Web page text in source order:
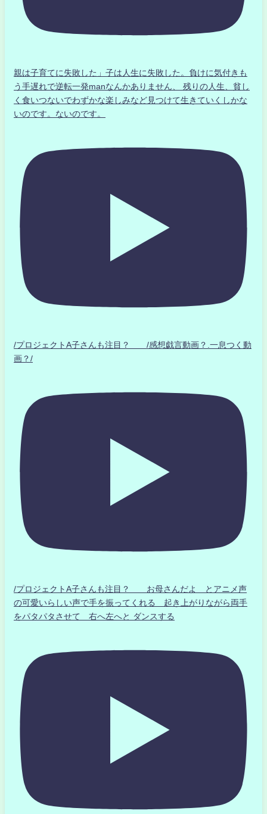
親は子育てに失敗した」子は人生に失敗した。負けに気付きも
う手遅れで逆転一発manなんかありません、 残りの人生、貧し
く食いつないでわずかな楽しみなど見つけて生きていくしかな
いのです。ないのです。
/プロジェクトA子さんも注目？ /感想戯言動画？.一息つく動
画？/
/プロジェクトA子さんも注目？ お母さんだよ とアニメ声
の可愛いらしい声で手を振ってくれる 起き上がりながら両手
をパタパタさせて 右へ左へと ダンスする